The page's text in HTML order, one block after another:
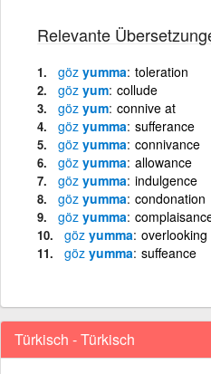
Relevante
göz yumma toleration
göz yum collude
göz yum connive at
göz yumma sufferance
göz yumma connivance
göz yumma allowance
göz yumma indulgence
göz yumma condonation
göz yumma
göz yumma overlooking
göz yumma suffeance
Türkisch - Türkisch